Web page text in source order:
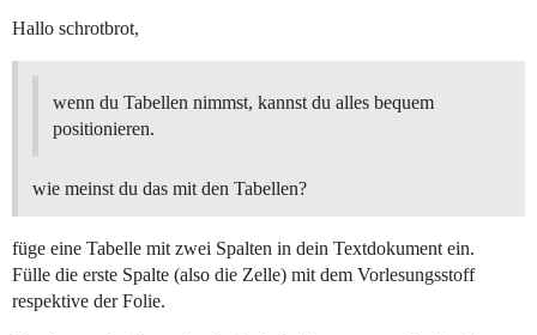
Hallo schrotbrot,
wenn du Tabellen nimmst, kannst du alles bequem
positionieren.
wie meinst du das mit den Tabellen?
füge eine Tabelle mit zwei Spalten in dein Textdokument ein.
Fülle die erste Spalte (also die Zelle) mit dem Vorlesungsstoff
respektive der Folie.